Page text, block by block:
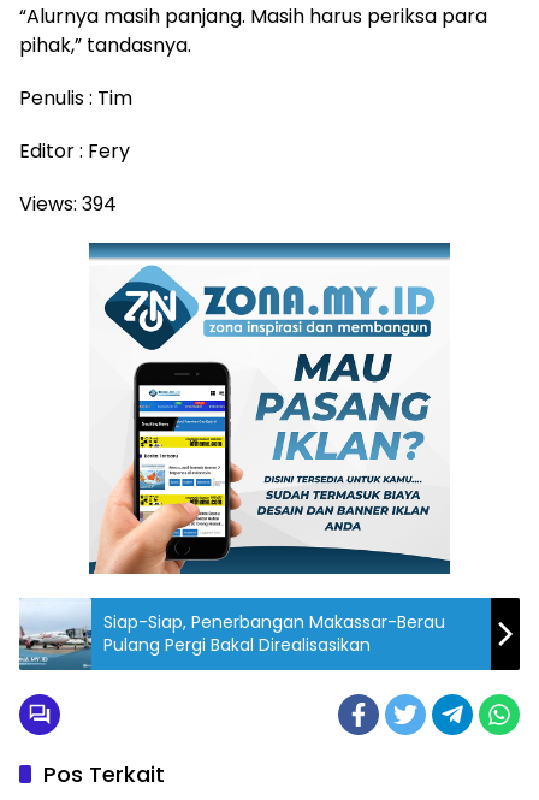
“Alurnya masih panjang. Masih harus periksa para
pihak,” tandasnya.
Penulis : Tim
Editor : Fery
Views: 394
Siap-Siap, Penerbangan Makassar-Berau
Pulang Pergi Bakal Direalisasikan
Pos Terkait